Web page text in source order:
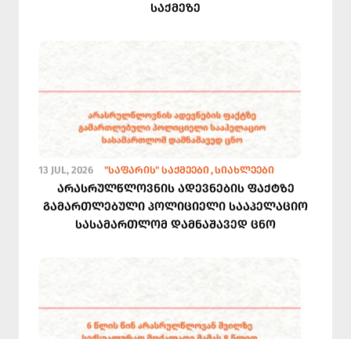
საქმეზე
13 JUL, 2026 "ᲡᲐᲤᲐᲠᲘᲡ" ᲡᲐᲥᲛᲔᲔᲑᲘ ᲡᲘᲐᲮᲚᲔᲔᲑᲘ
არასრულწლოვნის ადევნების ფაქტზე
გამართლებული პოლიციელი სააპელაციო
სასამართლომ დამნაშავედ ცნო